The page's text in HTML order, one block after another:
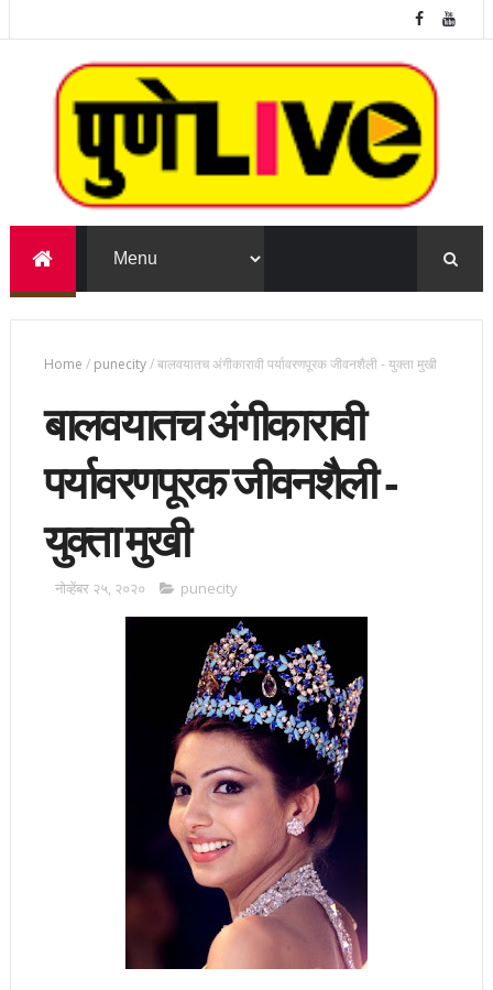
Home / punecity/बालवयातच अंगीकारावी पर्यावरणपूरक जीवनशैली - युक्ता मुखी
बालवयातच अंगीकारावी
पर्यावरणपूरक जीवनशैली -
युक्ता मुखी
नोव्हेंबर २५, २०२० punecity